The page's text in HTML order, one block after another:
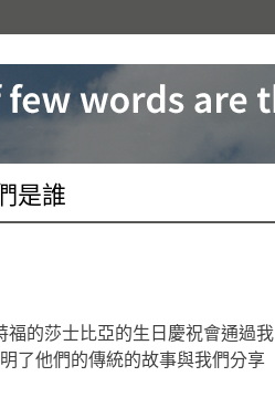
是誰
的莎士比亞的生日慶祝會通過我
了他們的傳統的故事與​​我們分享